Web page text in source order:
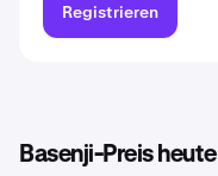
Registrieren
Basenji-Preis heute